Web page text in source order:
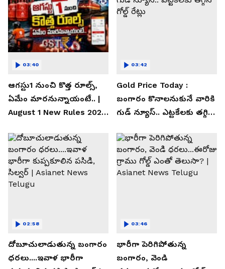
ఆగస్టు1 నుంచి కొత్త రూల్స్,
ఏమేం మారనున్నాయంటే.. |
August 1 New Rules 2026
03:40
Gold Price Today :
బంగారం కొనాలనుకునే వారికి
గుడ్ న్యూస్.. ఎట్టకేలకు తగ్గిన
03:42
దోబూచులాడుతున్న బంగారం
ధరలు....ఇవాళ భారీగా
02:58
భారీగా పెరిగిపోతున్న
బంగారం, వెండి
03:46